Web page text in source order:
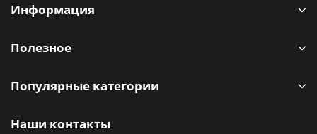
Информация
Полезное
Популярные категории
Наши контакты